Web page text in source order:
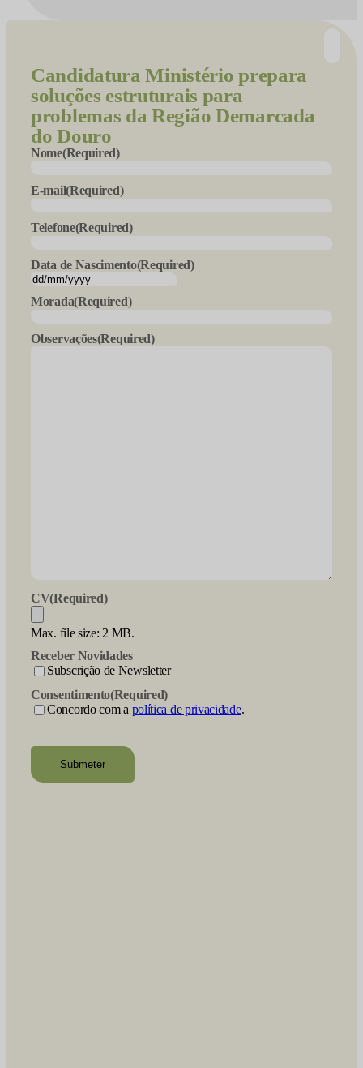
CandidaturaMinistério prepara
soluções estruturais para
problemas da Região Demarcada
do Douro
Nome(Required)
E-mail(Required)
Telefone(Required)
Data de Nascimento(Required)
DD
slash
YYYY
Morada(Required)
Observações(Required)
CV(Required)
Max. file size: 2 MB.
Receber Novidades
Subscrição de Newsletter
Consentimento(Required)
Concordo com a política de privacidade.